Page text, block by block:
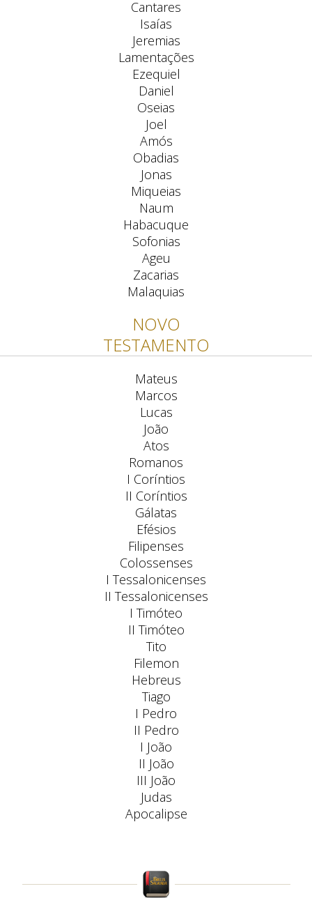
Cantares
Isaías
Jeremias
Lamentações
Ezequiel
Daniel
Oseias
Joel
Amós
Obadias
Jonas
Miqueias
Naum
Habacuque
Sofonias
Ageu
Zacarias
Malaquias
NOVO
TESTAMENTO
Mateus
Marcos
Lucas
João
Atos
Romanos
I Coríntios
II Coríntios
Gálatas
Efésios
Filipenses
Colossenses
I Tessalonicenses
II Tessalonicenses
I Timóteo
II Timóteo
Tito
Filemon
Hebreus
Tiago
I Pedro
II Pedro
I João
II João
III João
Judas
Apocalipse